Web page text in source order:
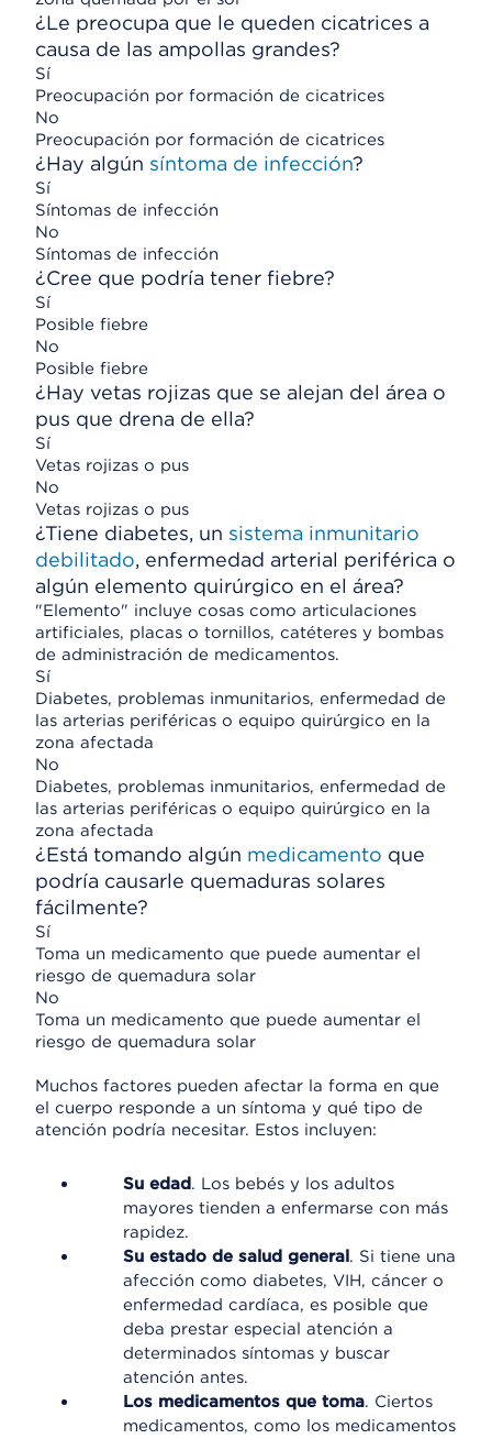
¿Le preocupa que le queden cicatrices a
causa de las ampollas grandes?
Sí
Preocupación por formación de cicatrices
No
Preocupación por formación de cicatrices
¿Hay algún síntoma de infección?
Sí
Síntomas de infección
No
Síntomas de infección
¿Cree que podría tener fiebre?
Sí
Posible fiebre
No
Posible fiebre
¿Hay vetas rojizas que se alejan del área o
pus que drena de ella?
Sí
Vetas rojizas o pus
No
Vetas rojizas o pus
¿Tiene diabetes, un sistema inmunitario
debilitado, enfermedad arterial periférica o
algún elemento quirúrgico en el área?
"Elemento" incluye cosas como articulaciones
artificiales, placas o tornillos, catéteres y bombas
de administración de medicamentos.
Sí
Diabetes, problemas inmunitarios, enfermedad de
las arterias periféricas o equipo quirúrgico en la
zona afectada
No
Diabetes, problemas inmunitarios, enfermedad de
las arterias periféricas o equipo quirúrgico en la
zona afectada
¿Está tomando algún medicamento que
podría causarle quemaduras solares
fácilmente?
Sí
Toma un medicamento que puede aumentar el
riesgo de quemadura solar
No
Toma un medicamento que puede aumentar el
riesgo de quemadura solar
Muchos factores pueden afectar la forma en que
el cuerpo responde a un síntoma y qué tipo de
atención podría necesitar. Estos incluyen:
Su edad. Los bebés y los adultos
mayores tienden a enfermarse con más
rapidez.
Su estado de salud general. Si tiene una
afección como diabetes, VIH, cáncer o
enfermedad cardíaca, es posible que
deba prestar especial atención a
determinados síntomas y buscar
atención antes.
Los medicamentos que toma. Ciertos
medicamentos, como los medicamentos